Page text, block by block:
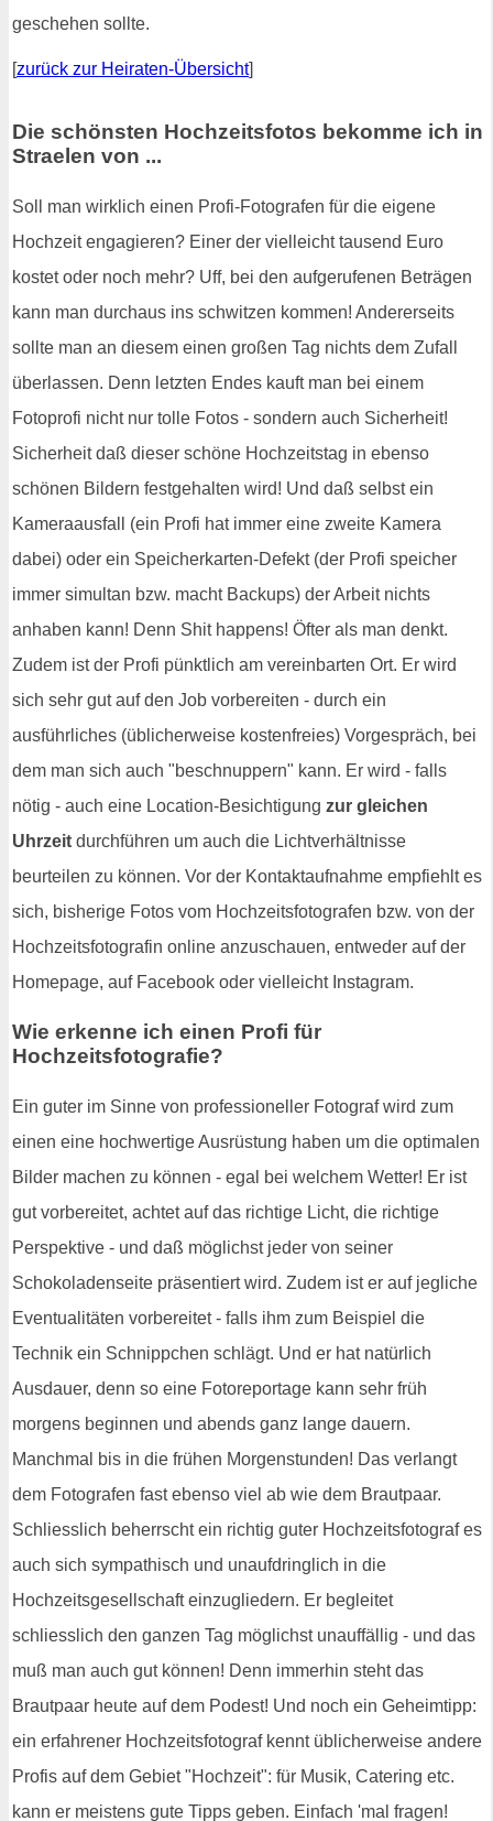
geschehen sollte.
[zurück zur Heiraten-Übersicht]
Die schönsten Hochzeitsfotos bekomme ich in
Straelen von ...
Soll man wirklich einen Profi-Fotografen für die eigene
Hochzeit engagieren? Einer der vielleicht tausend Euro
kostet oder noch mehr? Uff, bei den aufgerufenen Beträgen
kann man durchaus ins schwitzen kommen! Andererseits
sollte man an diesem einen großen Tag nichts dem Zufall
überlassen. Denn letzten Endes kauft man bei einem
Fotoprofi nicht nur tolle Fotos - sondern auch Sicherheit!
Sicherheit daß dieser schöne Hochzeitstag in ebenso
schönen Bildern festgehalten wird! Und daß selbst ein
Kameraausfall (ein Profi hat immer eine zweite Kamera
dabei) oder ein Speicherkarten-Defekt (der Profi speicher
immer simultan bzw. macht Backups) der Arbeit nichts
anhaben kann! Denn Shit happens! Öfter als man denkt.
Zudem ist der Profi pünktlich am vereinbarten Ort. Er wird
sich sehr gut auf den Job vorbereiten - durch ein
ausführliches (üblicherweise kostenfreies) Vorgespräch, bei
dem man sich auch "beschnuppern" kann. Er wird - falls
nötig - auch eine Location-Besichtigung zur gleichen
Uhrzeit durchführen um auch die Lichtverhältnisse
beurteilen zu können. Vor der Kontaktaufnahme empfiehlt es
sich, bisherige Fotos vom Hochzeitsfotografen bzw. von der
Hochzeitsfotografin online anzuschauen, entweder auf der
Homepage, auf Facebook oder vielleicht Instagram.
Wie erkenne ich einen Profi für
Hochzeitsfotografie?
Ein guter im Sinne von professioneller Fotograf wird zum
einen eine hochwertige Ausrüstung haben um die optimalen
Bilder machen zu können - egal bei welchem Wetter! Er ist
gut vorbereitet, achtet auf das richtige Licht, die richtige
Perspektive - und daß möglichst jeder von seiner
Schokoladenseite präsentiert wird. Zudem ist er auf jegliche
Eventualitäten vorbereitet - falls ihm zum Beispiel die
Technik ein Schnippchen schlägt. Und er hat natürlich
Ausdauer, denn so eine Fotoreportage kann sehr früh
morgens beginnen und abends ganz lange dauern.
Manchmal bis in die frühen Morgenstunden! Das verlangt
dem Fotografen fast ebenso viel ab wie dem Brautpaar.
Schliesslich beherrscht ein richtig guter Hochzeitsfotograf es
auch sich sympathisch und unaufdringlich in die
Hochzeitsgesellschaft einzugliedern. Er begleitet
schliesslich den ganzen Tag möglichst unauffällig - und das
muß man auch gut können! Denn immerhin steht das
Brautpaar heute auf dem Podest! Und noch ein Geheimtipp:
ein erfahrener Hochzeitsfotograf kennt üblicherweise andere
Profis auf dem Gebiet "Hochzeit": für Musik, Catering etc.
kann er meistens gute Tipps geben. Einfach 'mal fragen!